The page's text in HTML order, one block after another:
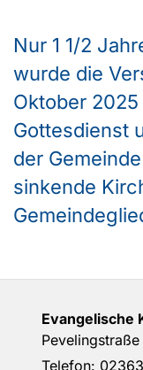
Nur 1 1/2
wurde die
Oktober
Gottesdienst
der
sinkende
Evangelische
Telefon: